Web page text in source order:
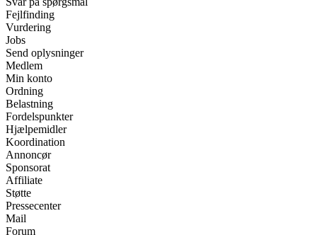
Fejlfinding
Vurdering
Jobs
Send oplysninger
Medlem
Min konto
Ordning
Belastning
Fordelspunkter
Hjælpemidler
Koordination
Annoncør
Sponsorat
Affiliate
Støtte
Pressecenter
Mail
Forum